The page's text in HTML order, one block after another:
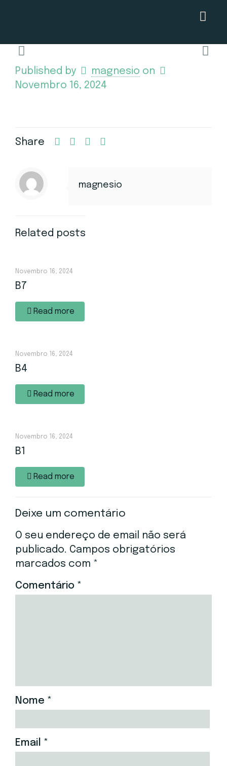
Published by magnesio on
Novembro 16, 2024
Share
magnesio
Related posts
Novembro 16, 2024
B7
Read more
Novembro 16, 2024
B4
Read more
Novembro 16, 2024
B1
Read more
Deixe um comentário
O seu endereço de email não será
publicado. Campos obrigatórios
marcados com *
Comentário *
Nome *
Email *